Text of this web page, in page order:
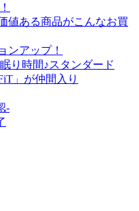
値ある商品がこんなお買
ンアップ！
り時間♪スタンダード
」が仲間入り
-